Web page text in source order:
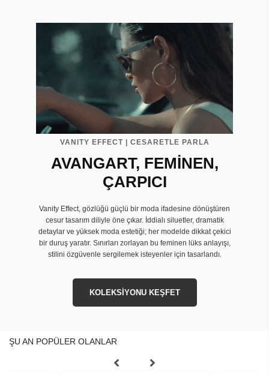
VANITY EFFECT | CESARETLE PARLA
AVANGART, FEMİNEN,
ÇARPICI
Vanity Effect, gözlüğü güçlü bir moda ifadesine dönüştüren
cesur tasarım diliyle öne çıkar. İddialı siluetler, dramatik
detaylar ve yüksek moda estetiği; her modelde dikkat çekici
bir duruş yaratır. Sınırları zorlayan bu feminen lüks anlayışı,
stilini özgüvenle sergilemek isteyenler için tasarlandı.
KOLEKSİYONU KEŞFET
ŞU AN POPÜLER OLANLAR